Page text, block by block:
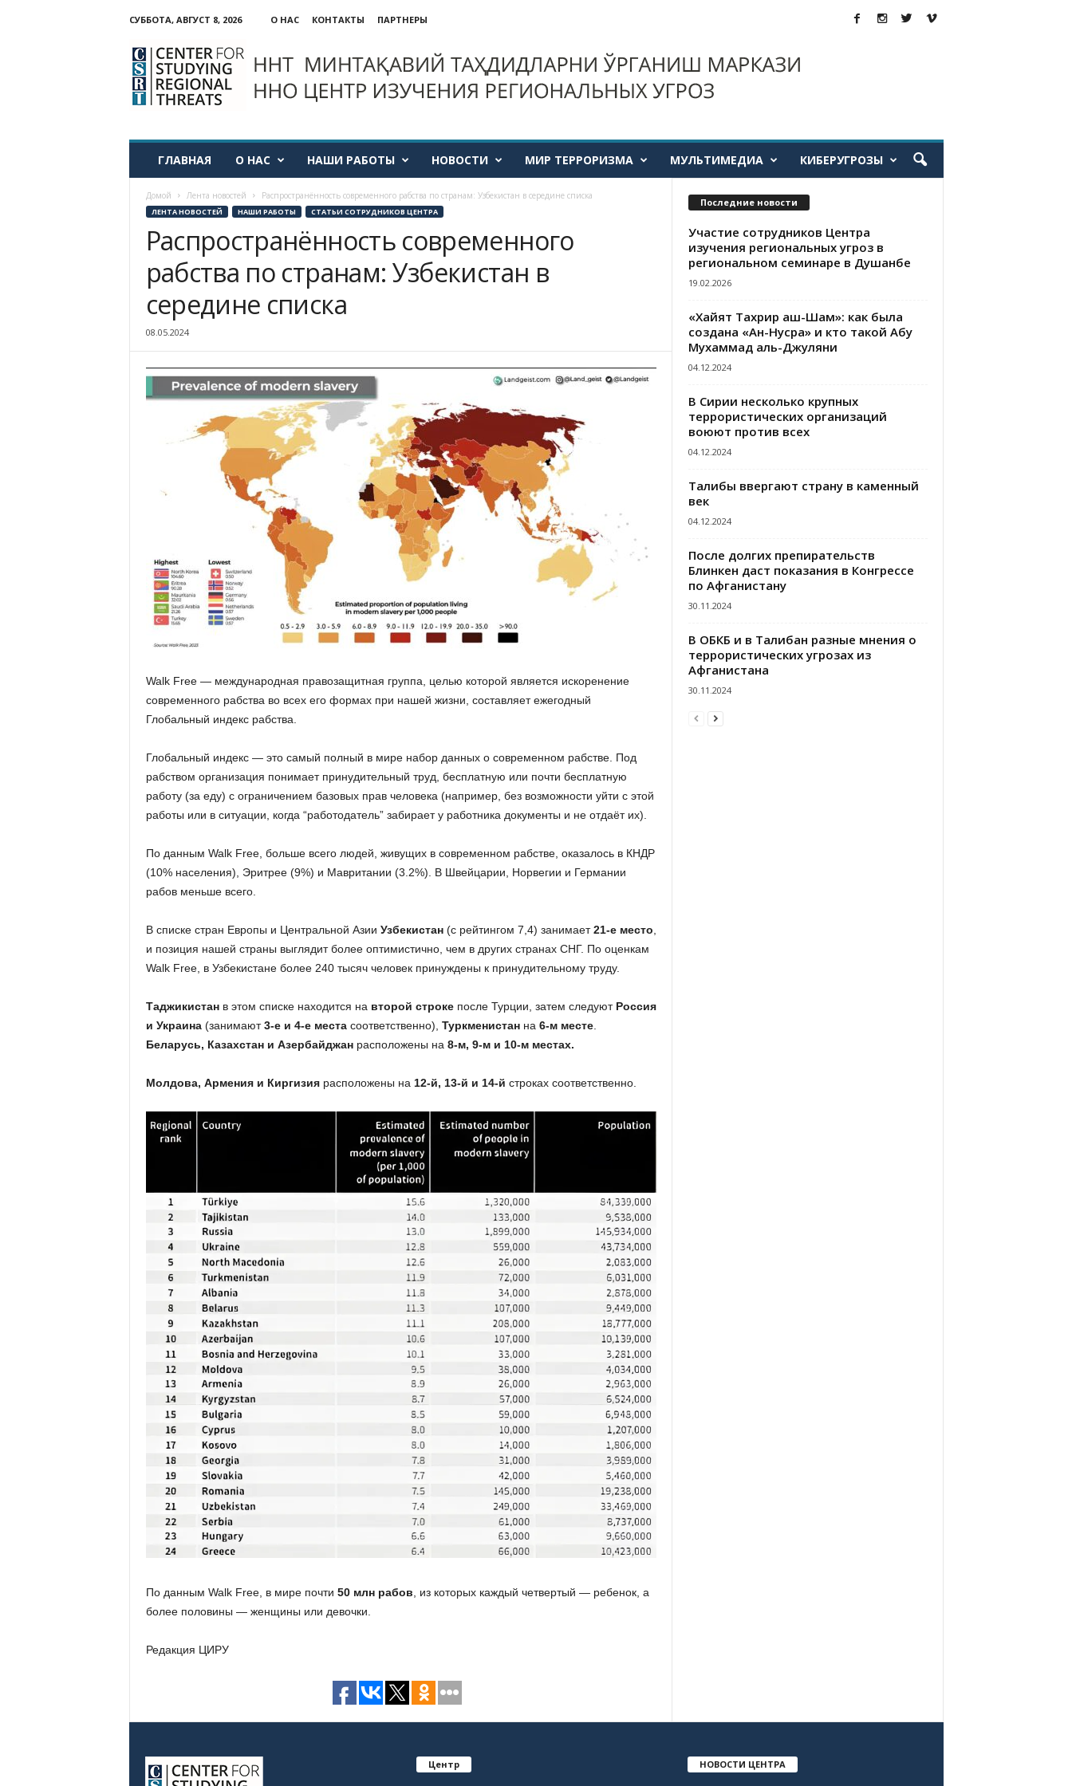
СУББОТА, АВГУСТ 8, 2026 О НАС КОНТАКТЫ
ПАРТНЕРЫ
Центр
изучения
региональных
угроз
ГЛАВНАЯ О НАС НАШИ РАБОТЫ НОВОСТИ МИР ТЕРРОРИЗМА МУЛЬТИМЕДИА КИБЕРУГРОЗЫ
Домой Лента новостей Распространённость современного рабства по странам: Узбекистан в середине списка
ЛЕНТА НОВОСТЕЙ НАШИ РАБОТЫ СТАТЬИ СОТРУДНИКОВ ЦЕНТРА
Распространённость современного
рабства по странам: Узбекистан в
середине списка
08.05.2024
Walk Free — международная правозащитная группа, целью которой является искоренение
современного рабства во всех его формах при нашей жизни, составляет ежегодный
Глобальный индекс рабства.
Глобальный индекс — это самый полный в мире набор данных о современном рабстве. Под
рабством организация понимает принудительный труд, бесплатную или почти бесплатную
работу (за еду) с ограничением базовых прав человека (например, без возможности уйти с этой
работы или в ситуации, когда “работодатель” забирает у работника документы и не отдаёт их).
По данным Walk Free, больше всего людей, живущих в современном рабстве, оказалось в КНДР
(10% населения), Эритрее (9%) и Мавритании (3.2%). В Швейцарии, Норвегии и Германии
рабов меньше всего.
В списке стран Европы и Центральной Азии Узбекистан(с рейтингом 7,4) занимает21-е место
и позиция нашей страны выглядит более оптимистично, чем в других странах СНГ. По оценкам
Walk Free, в Узбекистане более 240 тысяч человек принуждены к принудительному труду.
Таджикистанв этом списке находится на второй строкепосле Турции, затем следуют Россия
и Украина(занимают3-е и 4-е местасоответственно), Туркменистанна 6-м месте.
Беларусь, Казахстан и Азербайджанрасположены на 8-м, 9-м и 10-м местах.
Молдова, Армения и Киргизиярасположены на 12-й, 13-й и 14-й строках соответственно.
По данным Walk Free, в мире почти 50 млн рабов, из которых каждый четвертый — ребенок, а
более половины — женщины или девочки.
Редакция ЦИРУ
Последние новости
Участие сотрудников Центра
изучения региональных угроз в
региональном семинаре в Душанбе
19.02.2026
«Хайят Тахрир аш-Шам»: как была
создана «Ан-Нусра» и кто такой Абу
Мухаммад аль-Джуляни
04.12.2024
В Сирии несколько крупных
террористических организаций
воюют против всех
04.12.2024
Талибы ввергают страну в каменный
век
04.12.2024
После долгих препирательств
Блинкен даст показания в Конгрессе
по Афганистану
30.11.2024
В ОБКБ и в Талибан разные мнения о
террористических угрозах из
Афганистана
30.11.2024
Центр НОВОСТИ ЦЕНТРА